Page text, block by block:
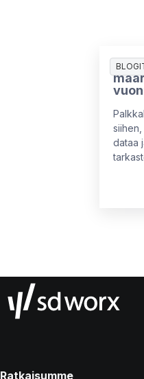
5
siihen,
dataa
Ratkaisumme